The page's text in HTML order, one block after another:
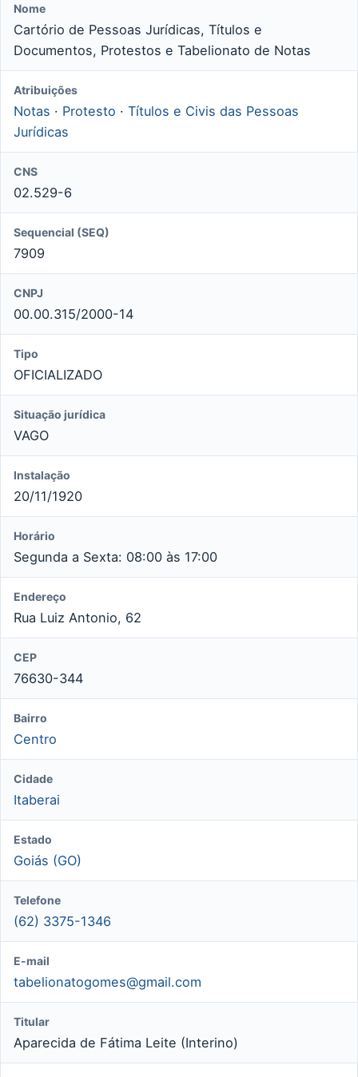
Nome
Cartório de Pessoas Jurídicas, Títulos e
Documentos, Protestos e Tabelionato de Notas
Atribuições
Notas · Protesto · Títulos e Civis das Pessoas
Jurídicas
CNS
02.529-6
Sequencial (SEQ)
7909
CNPJ
00.00.315/2000-14
Tipo
OFICIALIZADO
Situação jurídica
VAGO
Instalação
20/11/1920
Horário
Segunda a Sexta: 08:00 às 17:00
Endereço
Rua Luiz Antonio, 62
CEP
76630-344
Bairro
Centro
Cidade
Itaberai
Estado
Goiás (GO)
Telefone
(62) 3375-1346
E-mail
tabelionatogomes@gmail.com
Titular
Aparecida de Fátima Leite (Interino)